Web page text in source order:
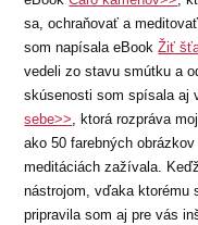
sa, ochraňovať a
som napísala eBookŽiť
vedeli zo stavu smútku a
skúsenosti som spísala aj
sebe>>, ktorá rozpráva
ako 50 farebných
meditáciách zažívala.
nástrojom, vďaka ktorému
pripravila som aj pre vás